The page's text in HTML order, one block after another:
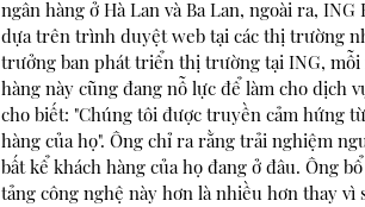
ngân hàng ở Hà Lan và Ba Lan, ngoài ra,
dựa trên trình duyệt web tại các thị trường
trưởng ban phát triển thị trường tại ING, mỗi
hàng này cũng đang nỗ lực để làm cho dịch
cho biết: "Chúng tôi được truyền cảm hứng
hàng của họ". Ông chỉ ra rằng trải nghiệm
bất kể khách hàng của họ đang ở đâu. Ông
tảng công nghệ này hơn là nhiều hơn thay